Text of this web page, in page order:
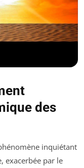
des
inquiétant
exacerbée par le